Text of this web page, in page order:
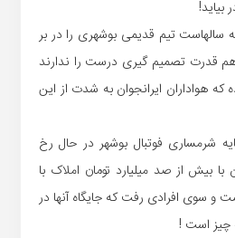
سالهاست تیم قدیمی بوشهری را در بر
هم قدرت تصمیم گیری درست را ندارند
هواداران ایرانجوان به شدت از این
شرمساری فوتبال بوشهر در حال رخ
با بیش از صد میلیارد تومان املاک با
و سوی افرادی رفت که جایگاه آنها در
چیز است !